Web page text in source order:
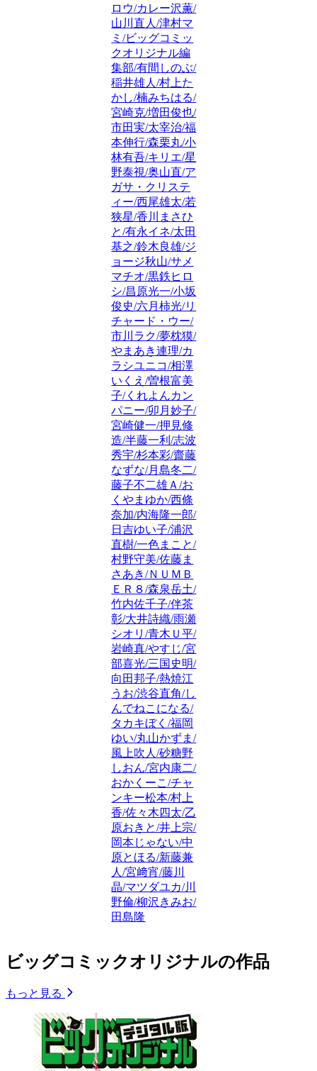
ロウ/カレー沢薫/
山川直人/津村マ
ミ/ビッグコミッ
クオリジナル編
集部/有間しのぶ/
稲井雄人/村上た
かし/楠みちはる/
宮崎克/増田俊也/
市田実/太宰治/福
本伸行/森栗丸/小
林有吾/キリエ/星
野泰視/奥山直/ア
ガサ・クリステ
ィー/西尾雄太/若
狭星/香川まさひ
と/有永イネ/太田
基之/鈴木良雄/ジ
ョージ秋山/サメ
マチオ/黒鉄ヒロ
シ/昌原光一/小坂
俊史/六月柿光/リ
チャード・ウー/
市川ラク/夢枕獏/
やまあき連理/カ
ラシユニコ/相澤
いくえ/曽根富美
子/くれよんカン
パニー/卯月妙子/
宮崎健一/押見修
造/半藤一利/志波
秀宇/杉本彩/齋藤
なずな/月島冬二/
藤子不二雄Ａ/お
くやまゆか/西條
奈加/内海隆一郎/
日吉ゆい子/浦沢
直樹/一色まこと/
村野守美/佐藤ま
さあき/ＮＵＭＢ
ＥＲ８/森泉岳土/
竹内佐千子/伴茶
彰/大井詩織/雨瀬
シオリ/青木Ｕ平/
岩崎真/やすじ/宮
部喜光/三国史明/
向田邦子/熱焼江
うお/渋谷直角/し
んでねこになる/
タカキぼく/福岡
ゆい/丸山かずま/
風上吹人/砂糖野
しおん/宮内康二/
おかくーこ/チャ
ンキー松本/村上
香/佐々木四太/乙
原おきと/井上宗/
岡本じゃない/中
原とほる/新藤兼
人/宮﨑宵/藤川
晶/マツダユカ/川
野倫/柳沢きみお/
田島隆
ビッグコミックオリジナルの作品
もっと見る